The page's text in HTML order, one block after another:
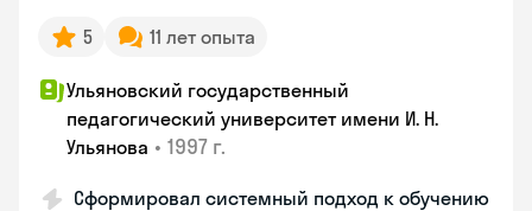
5 11 лет опыта
Ульяновский государственный
педагогический университет имени И. Н.
Ульянова • 1997 г.
Сформировал системный подход к обучению